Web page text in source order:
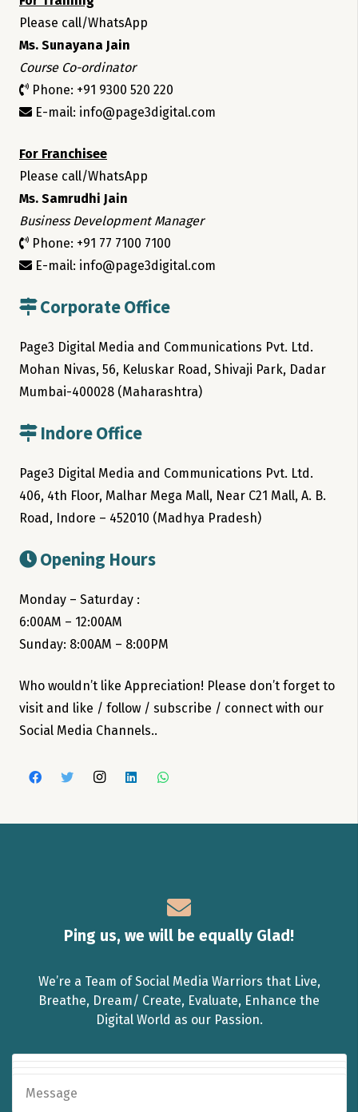
Please call/WhatsApp
Ms. Sunayana Jain
Course Co-ordinator
Phone: +91 9300 520 220
E-mail: info@page3digital.com
For Franchisee
Please call/WhatsApp
Ms. Samrudhi Jain
Business Development Manager
Phone: +91 77 7100 7100
E-mail: info@page3digital.com
Corporate Office
Page3 Digital Media and Communications Pvt. Ltd.
Mohan Nivas, 56, Keluskar Road, Shivaji Park, Dadar
Mumbai-400028 (Maharashtra)
Indore Office
Page3 Digital Media and Communications Pvt. Ltd.
406, 4th Floor, Malhar Mega Mall, Near C21 Mall, A. B.
Road, Indore – 452010 (Madhya Pradesh)
Opening Hours
Monday – Saturday :
6:00AM – 12:00AM
Sunday: 8:00AM – 8:00PM
Who wouldn’t like Appreciation! Please don’t forget to
visit and like / follow / subscribe / connect with our
Social Media Channels..
Ping us, we will be equally Glad!
We’re a Team of Social Media Warriors that Live,
Breathe, Dream/ Create, Evaluate, Enhance the
Digital World as our Passion.